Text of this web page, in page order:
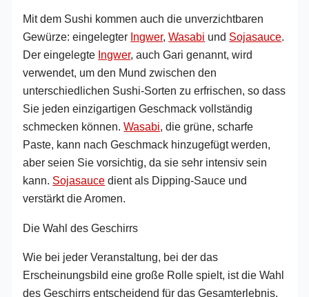
Mit dem Sushi kommen auch die unverzichtbaren
Gewürze: eingelegter Ingwer,Wasabi und Sojasauce.
Der eingelegte Ingwer, auch Gari genannt, wird
verwendet, um den Mund zwischen den
unterschiedlichen Sushi-Sorten zu erfrischen, so dass
Sie jeden einzigartigen Geschmack vollständig
schmecken können.Wasabi, die grüne, scharfe
Paste, kann nach Geschmack hinzugefügt werden,
aber seien Sie vorsichtig, da sie sehr intensiv sein
kann. Sojasauce dient als Dipping-Sauce und
verstärkt die Aromen.
Die Wahl des Geschirrs
Wie bei jeder Veranstaltung, bei der das
Erscheinungsbild eine große Rolle spielt, ist die Wahl
des Geschirrs entscheidend für das Gesamterlebnis.